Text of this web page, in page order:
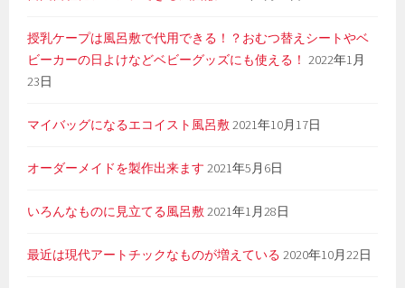
授乳ケープは風呂敷で代用できる！？おむつ替えシートやベ
ビーカーの日よけなどベビーグッズにも使える！ 2022年1月
23日
マイバッグになるエコイスト風呂敷2021年10月17日
オーダーメイドを製作出来ます 2021年5月6日
いろんなものに見立てる風呂敷2021年1月28日
最近は現代アートチックなものが増えている 2020年10月22日